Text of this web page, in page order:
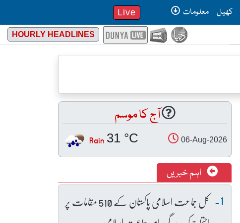
کھیل معلومات Live
HOURLY HEADLINES
آج کا موسم
06-Aug-2026
31 °C
Rain
اہم خبریں
کل جماعت اسلامی پاکستان کے 510 مقامات پر